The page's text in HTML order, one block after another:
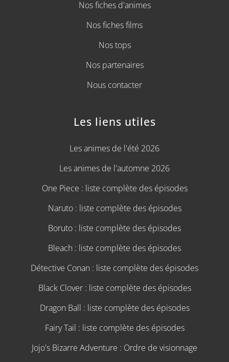
Nos fiches d'animes
Nos fiches films
Nos tops
Nos partenaires
Nous contacter
Les liens utiles
Les animes de l'été 2026
Les animes de l'automne 2026
One Piece : liste complète des épisodes
Naruto : liste complète des épisodes
Boruto : liste complète des épisodes
Bleach : liste complète des épisodes
Détective Conan : liste complète des épisodes
Black Clover : liste complète des épisodes
Dragon Ball : liste complète des épisodes
Fairy Tail : liste complète des épisodes
Jojo's Bizarre Adventure : Ordre de visionnage